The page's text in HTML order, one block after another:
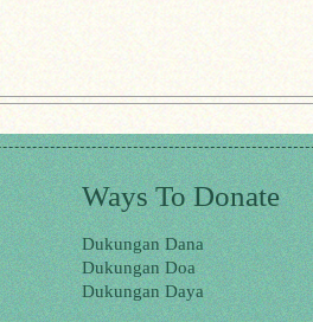
Ways To Donate
Dukungan Dana
Dukungan Doa
Dukungan Daya